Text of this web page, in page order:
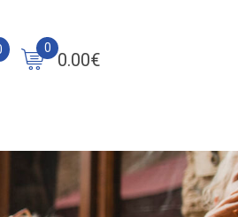
0.00€
0